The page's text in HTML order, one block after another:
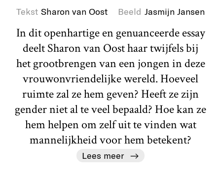
Tekst Sharon van Oost Beeld Jasmijn Jansen
In dit openhartige en genuanceerde essay
deelt Sharon van Oost haar twijfels bij
het grootbrengen van een jongen in deze
vrouwonvriendelijke wereld. Hoeveel
ruimte zal ze hem geven? Heeft ze zijn
gender niet al te veel bepaald? Hoe kan ze
hem helpen om zelf uit te vinden wat
mannelijkheid voor hem betekent?
Lees meer